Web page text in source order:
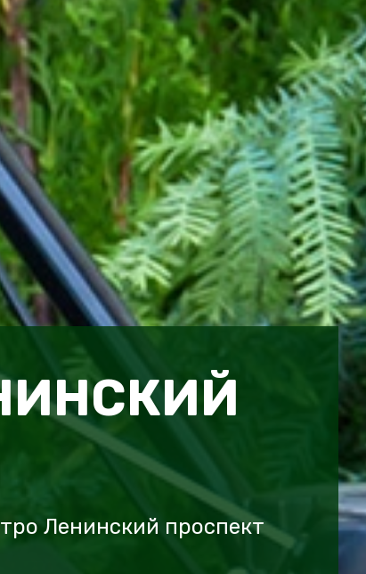
Ленинский проспект